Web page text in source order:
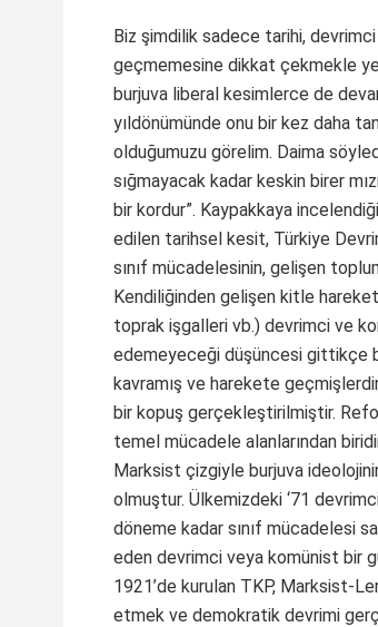
Biz şimdilik sadece tarihi, devrimci
geçmemesine dikkat çekmekle
burjuva liberal kesimlerce de
yıldönümünde onu bir kez daha
olduğumuzu görelim. Daima
sığmayacak kadar keskin birer
bir kordur”. Kaypakkaya
edilen tarihsel kesit, Türkiye
sınıf mücadelesinin, gelişen
Kendiliğinden gelişen kitle
toprak işgalleri vb.) devrimci ve
edemeyeceği düşüncesi gittikçe
kavramış ve harekete
bir kopuş gerçekleştirilmiştir.
temel mücadele alanlarından
Marksist çizgiyle burjuva
olmuştur. Ülkemizdeki ‘71
döneme kadar sınıf mücadelesi
eden devrimci veya komünist bir
1921’de kurulan TKP, Marksist-
etmek ve demokratik devrimi